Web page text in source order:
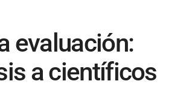
evaluación:
a científicos